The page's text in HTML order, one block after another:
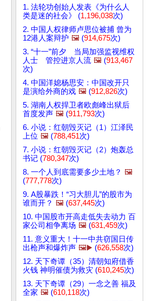
1. 法轮功创始人发表《为什么人
类是迷的社会》 (1,196,038次)
2. 中国人权律师卢思位被捕 曾为
12港人案辩护 🖼️ (914,675次)
3. “十一”前夕 当局加强监视维权
人士 管控进京人流 🖼️ (913,467
次)
4. 中国洋媳杨思安：中国改开只
是演给外商的戏 🖼️ (912,826次)
5. 湖南人权捍卫者欧彪峰出狱后
首度发声 🖼️ (911,793次)
6. 小说：红朝毁灭记（1）江泽民
上位 🖼️ (788,451次)
7. 小说：红朝毁灭记（2）炮轰总
书记 (780,347次)
8. 一个人到底需要多少土地？ 🖼️
(777,778次)
9. A股暴跌！“习大胆儿”的股市为
谁而开？ 🖼️ (637,445次)
10. 中国股市开高走低失去动力 百
家公司相争离场 🖼️ (631,459次)
11. 意义重大！十一中共窃国日传
出枪声和爆炸声 🖼️▶️ (626,558次)
12. 天下奇谭（35）清朝知府借香
火钱 神明催债为救灾 (610,245次)
13. 天下奇谭（29）一念之善 福及
全家 🖼️ (610,118次)